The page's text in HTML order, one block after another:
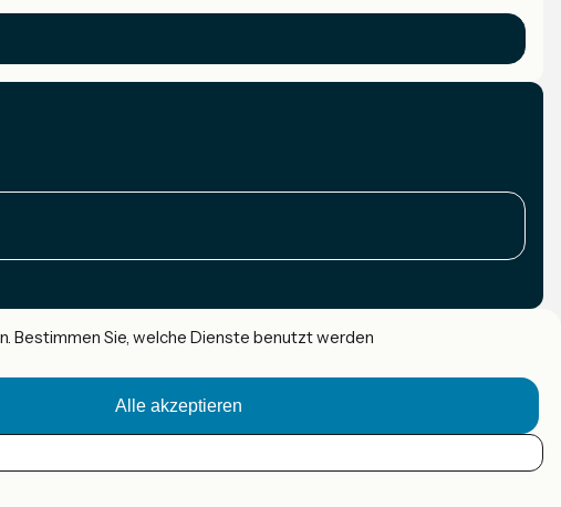
Bestimmen Sie, welche Dienste benutzt werden
Alle akzeptieren